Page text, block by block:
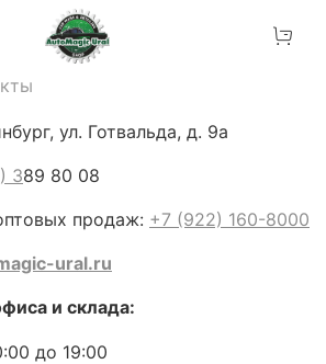
ул. Готвальда, д. 9а
389 80 08
продаж: +7 (922) 160-8000
ural.ru
и склада:
до 19:00